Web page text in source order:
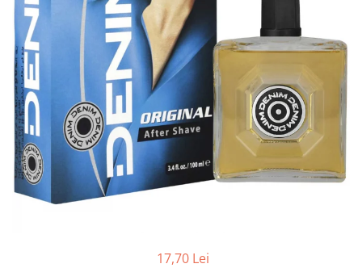
Detergent pardoseala
Detergent toaleta
Echipamente de curăţenie
Folie aluminiu,folie alimentara
Galeata mop
Hartie igienica
Insecticide
Lavete de curatare
Indepartarea parului
Ingrijirea buzei
Lotiune de corp
Pachete de cadouri
Parfum
Pasta de dinti
Pensula machiaj
Periuta de dinti
Produse pentru curatarea tenului
17,70 Lei